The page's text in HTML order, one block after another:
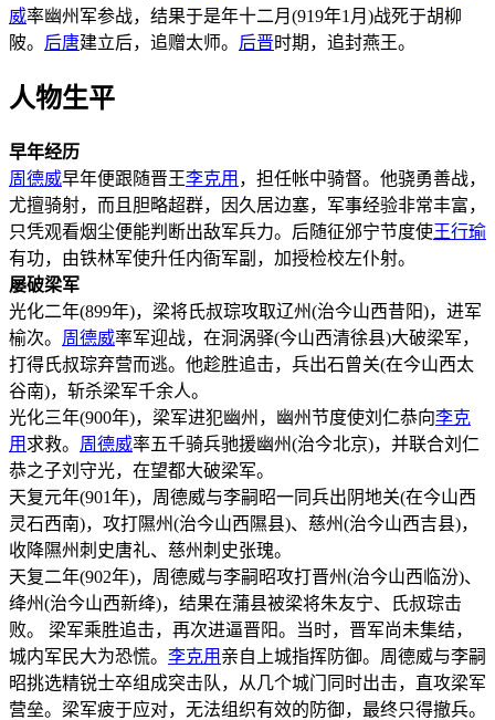
威率幽州军参战，结果于是年十二月(919年1月)战死于胡柳
陂。 后唐建立后，追赠太师。 后晋时期，追封燕王。
人物生平
早年经历
周德威早年便跟随晋王李克用 ，担任帐中骑督。他骁勇善战，
尤擅骑射，而且胆略超群，因久居边塞，军事经验非常丰富，
只凭观看烟尘便能判断出敌军兵力。后随征邠宁节度使王行瑜
有功，由铁林军使升任内衙军副，加授检校左仆射。
屡破梁军
光化二年(899年)，梁将氏叔琮攻取辽州(治今山西昔阳)，进军
榆次。 周德威率军迎战，在洞涡驿(今山西清徐县)大破梁军，
打得氏叔琮弃营而逃。他趁胜追击，兵出石曾关(在今山西太
谷南)，斩杀梁军千余人。
光化三年(900年)，梁军进犯幽州，幽州节度使刘仁恭向李克
用 求救。 周德威率五千骑兵驰援幽州(治今北京)，并联合刘仁
恭之子刘守光，在望都大破梁军。
天复元年(901年)，周德威与李嗣昭一同兵出阴地关(在今山西
灵石西南)，攻打隰州(治今山西隰县)、慈州(治今山西吉县)，
收降隰州刺史唐礼、慈州刺史张瑰。
天复二年(902年)，周德威与李嗣昭攻打晋州(治今山西临汾)、
绛州(治今山西新绛)，结果在蒲县被梁将朱友宁、氏叔琮击
败。 梁军乘胜追击，再次进逼晋阳。当时，晋军尚未集结，
城内军民大为恐慌。 李克用 亲自上城指挥防御。周德威与李嗣
昭挑选精锐士卒组成突击队，从几个城门同时出击，直攻梁军
营垒。梁军疲于应对，无法组织有效的防御，最终只得撤兵。